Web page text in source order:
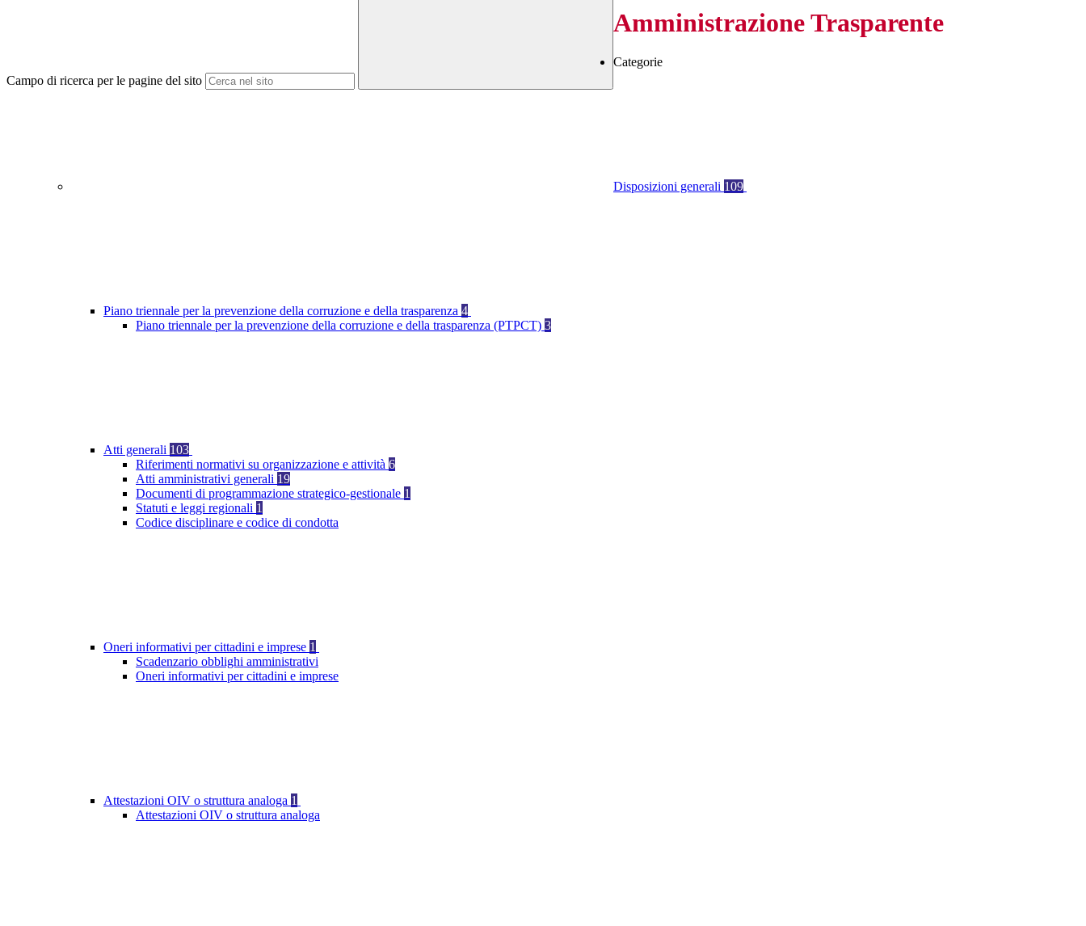
Campo di ricerca per le pagine del sito
Amministrazione Trasparente
Categorie
Disposizioni generali 109
Piano triennale per la prevenzione della corruzione e della trasparenza 4
Piano triennale per la prevenzione della corruzione e della trasparenza (PTPCT) 3
Atti generali 103
Riferimenti normativi su organizzazione e attività 6
Atti amministrativi generali 19
Documenti di programmazione strategico-gestionale 1
Statuti e leggi regionali 1
Codice disciplinare e codice di condotta
Oneri informativi per cittadini e imprese 1
Scadenzario obblighi amministrativi
Oneri informativi per cittadini e imprese
Attestazioni OIV o struttura analoga 1
Attestazioni OIV o struttura analoga